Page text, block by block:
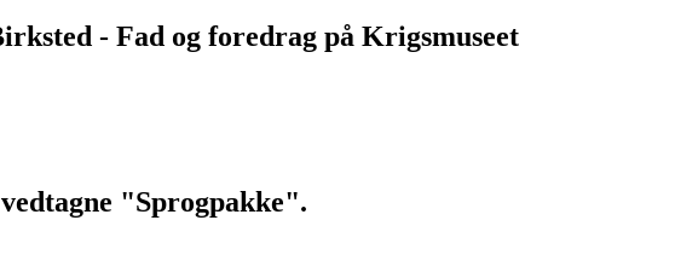
- Fad og foredrag på Krigsmuseet
"Sprogpakke".